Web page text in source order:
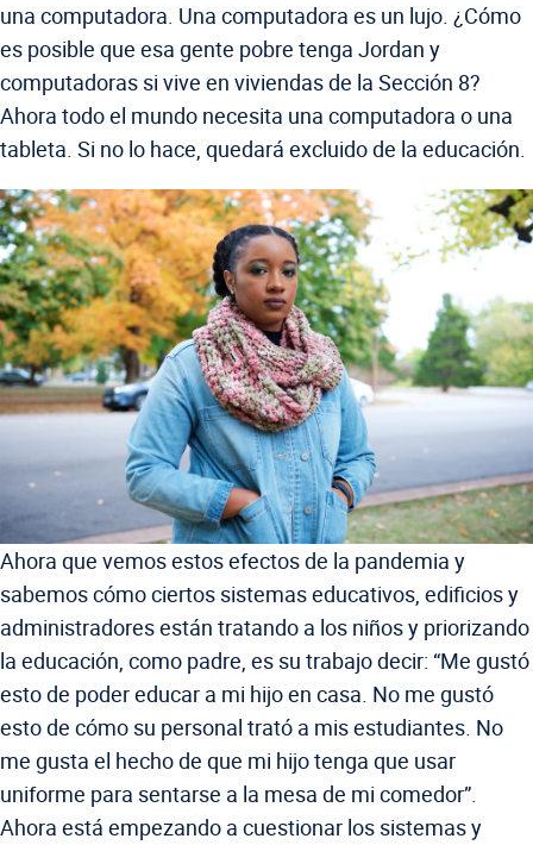
una computadora. Una computadora es un lujo. ¿Cómo
es posible que esa gente pobre tenga Jordan y
computadoras si vive en viviendas de la Sección 8?
Ahora todo el mundo necesita una computadora o una
tableta. Si no lo hace, quedará excluido de la educación.
Ahora que vemos estos efectos de la pandemia y
sabemos cómo ciertos sistemas educativos, edificios y
administradores están tratando a los niños y priorizando
la educación, como padre, es su trabajo decir: “Me gustó
esto de poder educar a mi hijo en casa. No me gustó
esto de cómo su personal trató a mis estudiantes. No
me gusta el hecho de que mi hijo tenga que usar
uniforme para sentarse a la mesa de mi comedor”.
Ahora está empezando a cuestionar los sistemas y